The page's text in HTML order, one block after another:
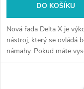
DO KOŠÍKU
Nová řada Delta X je
nástroj, který se ovládá
námahy. Pokud máte
rychlost švihu, tato
dokonalou kontrolu síly